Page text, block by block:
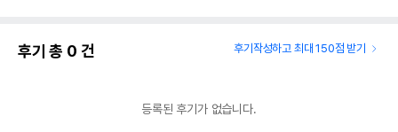
후기 총 0 건 후기작성하고 최대 150점 받기
등록된 후기가 없습니다.